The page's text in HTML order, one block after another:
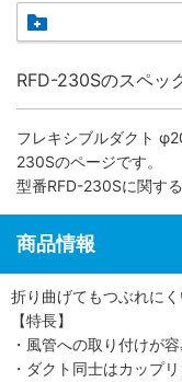
RFD-230Sのスペッ
フレキシブルダクト
230Sのページです。
型番RFD-230Sに関す
商品情報
折り曲げてもつぶれにく
【特長】
・風管への取り付けが
・ダクト同士はカップ